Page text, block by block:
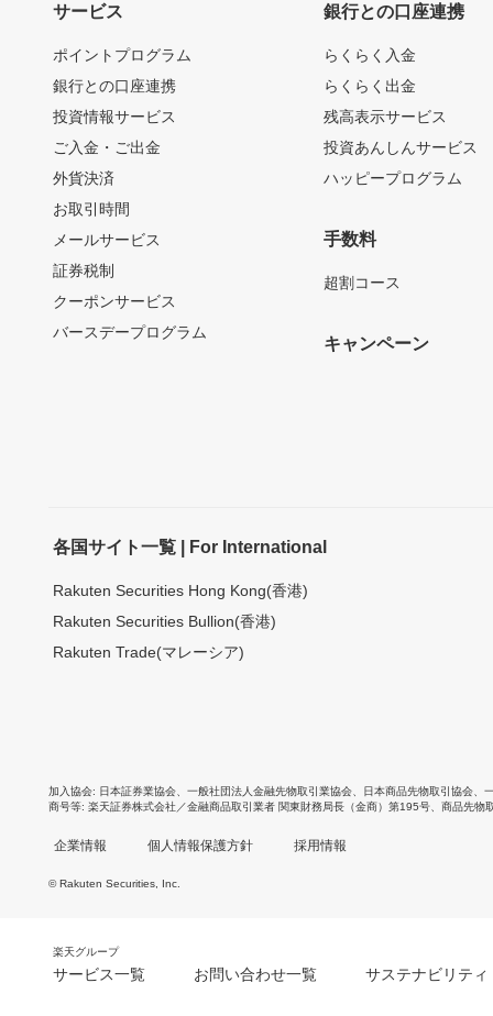
サービス
ポイントプログラム
銀行との口座連携
投資情報サービス
ご入金・ご出金
外貨決済
お取引時間
メールサービス
証券税制
クーポンサービス
バースデープログラム
銀行との口座連携
らくらく入金
らくらく出金
残高表示サービス
投資あんしんサービス
ハッピープログラム
手数料
超割コース
キャンペーン
各国サイト一覧 | For International
Rakuten Securities Hong Kong(香港)
Rakuten Securities Bullion(香港)
Rakuten Trade(マレーシア)
加入協会 日本証券業協会 一般社団法人金融先物取引業協会 日本商品先物取引協会
商号等 楽天証券株式会社／金融商品取引業者 関東財務局長（金商）第195号、商品先物
企業情報 個人情報保護方針 採用情報
© Rakuten Securities, Inc.
楽天グループ
サービス一覧 お問い合わせ一覧 サステナビリティ